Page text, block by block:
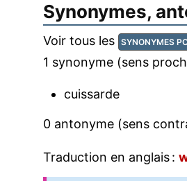
Synonymes,
Voir tous les SYNONYMES
1 synonyme (sens
cuissarde
0 antonyme (sens
Traduction en anglais :